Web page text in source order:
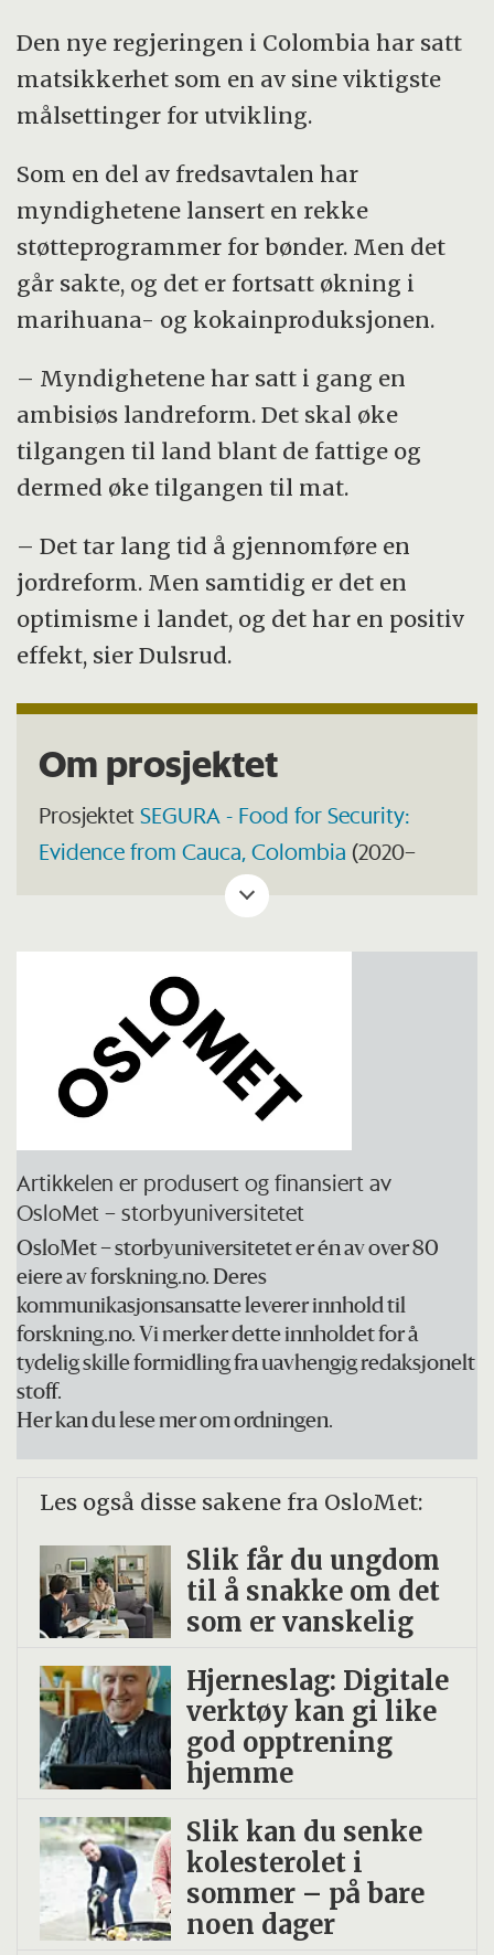
Den nye regjeringen i Colombia har satt
matsikkerhet som en av sine viktigste
målsettinger for utvikling.
Som en del av fredsavtalen har
myndighetene lansert en rekke
støtteprogrammer for bønder. Men det
går sakte, og det er fortsatt økning i
marihuana- og kokainproduksjonen.
– Myndighetene har satt i gang en
ambisiøs landreform. Det skal øke
tilgangen til land blant de fattige og
dermed øke tilgangen til mat.
– Det tar lang tid å gjennomføre en
jordreform. Men samtidig er det en
optimisme i landet, og det har en positiv
effekt, sier Dulsrud.
Om prosjektet
ProsjektetSEGURA - Food for Security:
Evidence from Cauca, Colombia (2020–
2023) utforsker sammenhengen mellom
konflikter og matsikkerhet. Forskerne har
sett spesielt på tilgangen på mat i sårbare
husholdninger i konfliktområder. Prosjektet
er finansiert av Norges forskningsråd.
Prosjektleder er Arne Dulsrud ved
Forbruksforskningsinstituttet SIFO,
FNs nettside om Colombia (fn.no)
Artikkelen er produsert og finansiert av
OsloMet – storbyuniversitetet
OsloMet – storbyuniversitetet er én av over 80
eiere av forskning.no. Deres
kommunikasjonsansatte leverer innhold til
forskning.no. Vi merker dette innholdet for å
tydelig skille formidling fra uavhengig redaksjonelt
stoff.
Her kan du lese mer om ordningen.
Les også disse sakene fra OsloMet:
Slik får du ungdom
til å snakke om det
som er vanskelig
Hjerneslag: Digitale
verktøy kan gi like
god opptrening
hjemme
Slik kan du senke
kolesterolet i
sommer – på bare
noen dager